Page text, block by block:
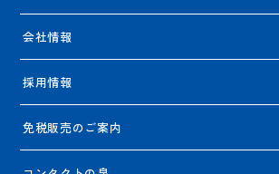
会社情報
採用情報
免税販売のご案内